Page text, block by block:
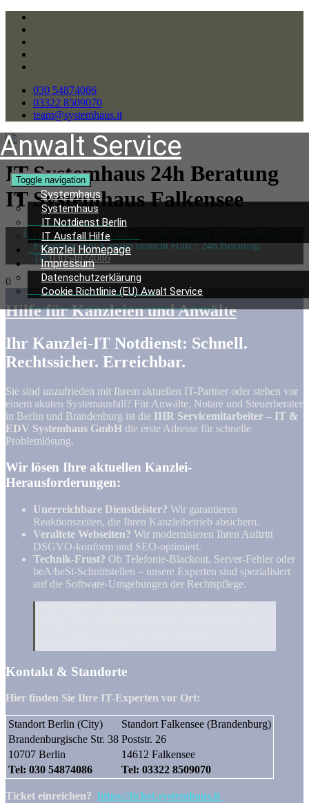
030 54874086
03322 8509070
team@systemhaus.it
Anwalt Service
Toggle navigation
Systemhaus
Systemhaus
IT Notdienst Berlin
IT Ausfall Hilfe
Kanzlei Homepage
Impressum
Datenschutzerklärung
Cookie Richtlinie (EU) Awalt Service
IT Systemhaus 24h Beratung
IT Systemhaus Falkensee
IT & EDV Systemhaus
Falkensee Ihre Kanzlei braucht Hilfe? 24h Beratung
Tel:03054874086
0
Hilfe für Kanzleien und Anwälte
Ihr Kanzlei-IT Notdienst: Schnell.
Rechtssicher. Erreichbar.
Sie sind unzufrieden mit Ihrem aktuellen IT-Partner oder stehen vor
einem akuten Systemausfall? Für Anwälte, Notare und Steuerberater
in Berlin und Brandenburg ist die IHR Servicemitarbeiter – IT &
EDV Systemhaus GmbH die erste Adresse für schnelle
Problemlösung.
Wir lösen Ihre aktuellen Kanzlei-
Herausforderungen:
Unerreichbare Dienstleister? Wir garantieren
Reaktionszeiten, die Ihren Kanzleibetrieb absichern.
Veraltete Webseiten? Wir modernisieren Ihren Auftritt
DSGVO-konform und SEO-optimiert.
Technik-Frust? Ob Telefonie-Blackout, Server-Fehler oder
beA/beSt-Schnittstellen – unsere Experten sind spezialisiert
auf die Software-Umgebungen der Rechtspflege.
Kontakt & Standorte
Hier finden Sie Ihre IT-Experten vor Ort:
Standort Berlin (City)
Standort Falkensee (Brandenburg)
Brandenburgische Str. 38 Poststr. 26
10707 Berlin
14612 Falkensee
Tel: 030 54874086
Tel: 03322 8509070
Ticket einreichen? https://ticket.systemhaus.it